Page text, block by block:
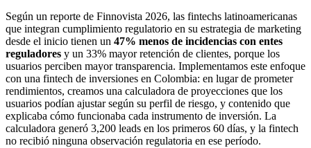
Según un reporte de Finnovista 2026, las fintechs latinoamericanas
que integran cumplimiento regulatorio en su estrategia de marketing
desde el inicio tienen un 47% menos de incidencias con entes
reguladores y un 33% mayor retención de clientes, porque los
usuarios perciben mayor transparencia. Implementamos este enfoque
con una fintech de inversiones en Colombia: en lugar de prometer
rendimientos, creamos una calculadora de proyecciones que los
usuarios podían ajustar según su perfil de riesgo, y contenido que
explicaba cómo funcionaba cada instrumento de inversión. La
calculadora generó 3,200 leads en los primeros 60 días, y la fintech
no recibió ninguna observación regulatoria en ese período.